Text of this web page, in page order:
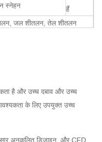
हैं
स्नेहन
जल शीतलन, तेल शीतलन
असाइन
SS304,
है और उच्च दबाव और उच्च
के लिए उपयुक्त उच्च
अनुकूलित डिजाइन, और CFD